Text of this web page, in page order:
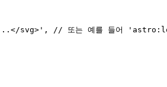
svg>' , // 또는 예를 들어